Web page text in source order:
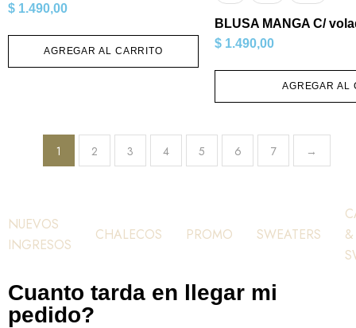
$ 1.490,00
AGREGAR AL CARRITO
BLUSA MANGA C/
$ 1.490,00
AGREGAR AL
1 2 3 4 5 6 7 →
NUEVOS
INGRESOS
CHALECOS PROMO SWEATERS
&
Cuanto tarda en llegar mi
pedido?